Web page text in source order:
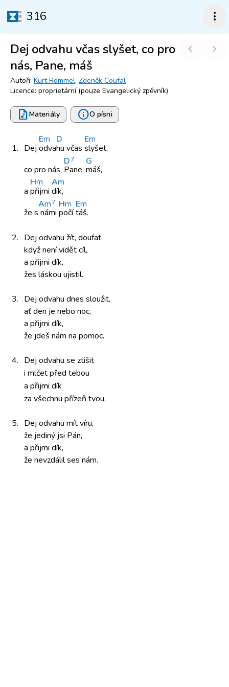
316 more_vert
Dej odvahu včas slyšet, co pro
nás, Pane, máš
chevron_left chevron_right
Autoři: Kurt Rommel, Zdeněk Coufal
Licence: proprietární (pouze Evangelický zpěvník)
audio_fileMateriály infoO písni
1. Dej
Em
odva
D
hu včas
Em
slyšet,
co pro nás,
D7
Pane,
G
máš,
a
Hm
přijmi
Am
dík,
že s
Am7
námi
Hm
počí
Em
táš.
2. Dej odvahu žít, doufat,
když nenívidět cíl,
a přijmi dík,
žes láskou ujistil.
3. Dej odvahu dnes sloužit,
ať den je nebo noc,
a přijmi dík,
že jdeš nám na pomoc.
4. Dej odvahu se ztišit
i mlčet před tebou
a přijmi dík
za všechnu přízeň tvou.
5. Dej odvahu mít víru,
že jedinýjsi Pán,
a přijmi dík,
že nevzdálilses nám.